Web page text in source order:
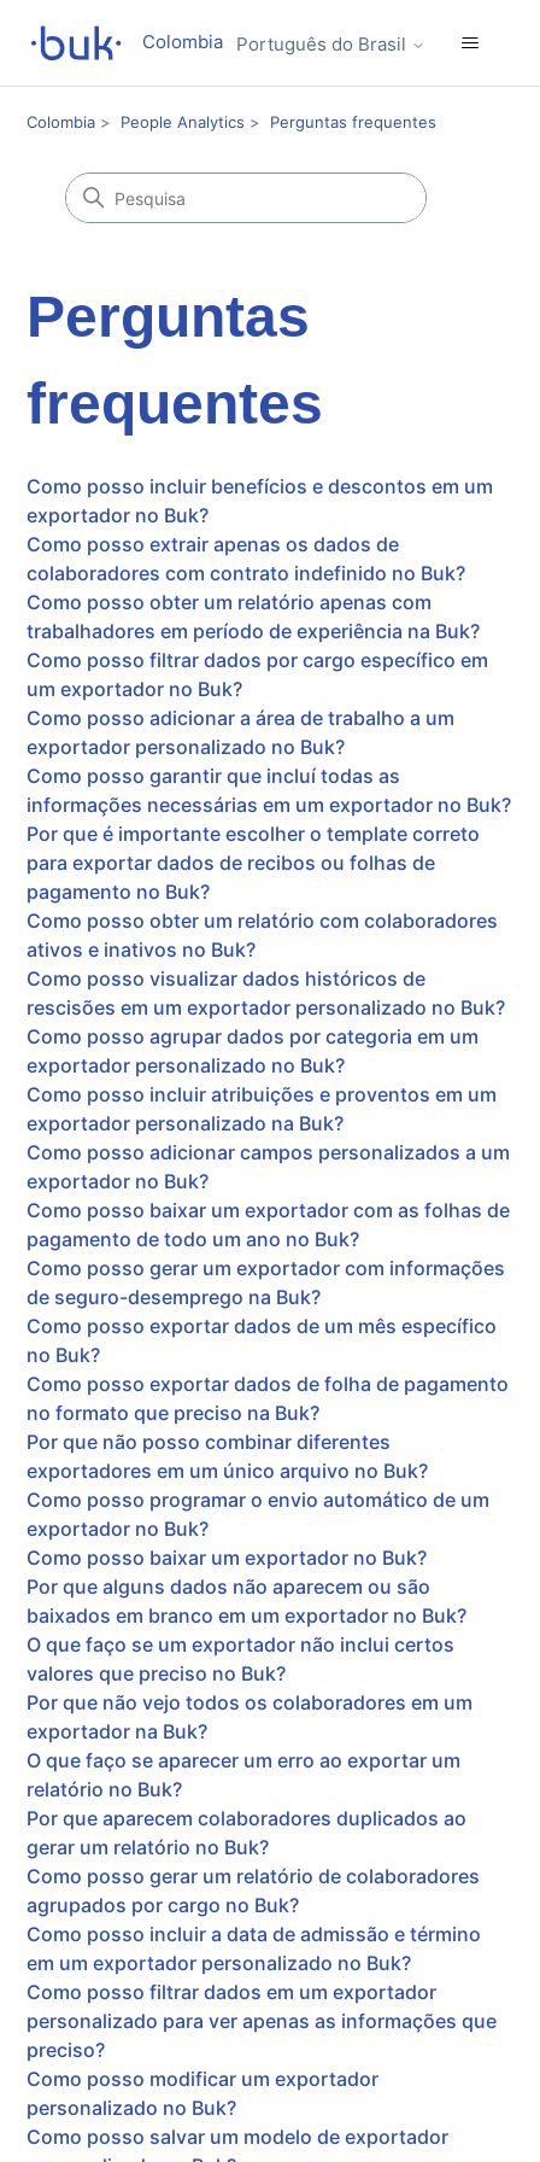
Colombia Português do Brasil
Colombia People Analytics Perguntas frequentes
Perguntas
frequentes
Como posso incluir benefícios e descontos em um
exportador no Buk?
Como posso extrair apenas os dados de
colaboradores com contrato indefinido no Buk?
Como posso obter um relatório apenas com
trabalhadores em período de experiência na Buk?
Como posso filtrar dados por cargo específico em
um exportador no Buk?
Como posso adicionar a área de trabalho a um
exportador personalizado no Buk?
Como posso garantir que incluí todas as
informações necessárias em um exportador no Buk?
Por que é importante escolher o template correto
para exportar dados de recibos ou folhas de
pagamento no Buk?
Como posso obter um relatório com colaboradores
ativos e inativos no Buk?
Como posso visualizar dados históricos de
rescisões em um exportador personalizado no Buk?
Como posso agrupar dados por categoria em um
exportador personalizado no Buk?
Como posso incluir atribuições e proventos em um
exportador personalizado na Buk?
Como posso adicionar campos personalizados a um
exportador no Buk?
Como posso baixar um exportador com as folhas de
pagamento de todo um ano no Buk?
Como posso gerar um exportador com informações
de seguro-desemprego na Buk?
Como posso exportar dados de um mês específico
no Buk?
Como posso exportar dados de folha de pagamento
no formato que preciso na Buk?
Por que não posso combinar diferentes
exportadores em um único arquivo no Buk?
Como posso programar o envio automático de um
exportador no Buk?
Como posso baixar um exportador no Buk?
Por que alguns dados não aparecem ou são
baixados em branco em um exportador no Buk?
O que faço se um exportador não inclui certos
valores que preciso no Buk?
Por que não vejo todos os colaboradores em um
exportador na Buk?
O que faço se aparecer um erro ao exportar um
relatório no Buk?
Por que aparecem colaboradores duplicados ao
gerar um relatório no Buk?
Como posso gerar um relatório de colaboradores
agrupados por cargo no Buk?
Como posso incluir a data de admissão e término
em um exportador personalizado no Buk?
Como posso filtrar dados em um exportador
personalizado para ver apenas as informações que
preciso?
Como posso modificar um exportador
personalizado no Buk?
Como posso salvar um modelo de exportador